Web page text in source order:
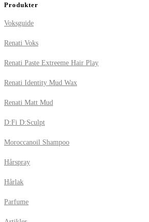
Produkter
Voksguide
Renati Voks
Renati Paste Extreeme Hair Play
Renati Identity Mud Wax
Renati Matt Mud
D:Fi D:Sculpt
Moroccanoil Shampoo
Hårspray
Hårlak
Parfume